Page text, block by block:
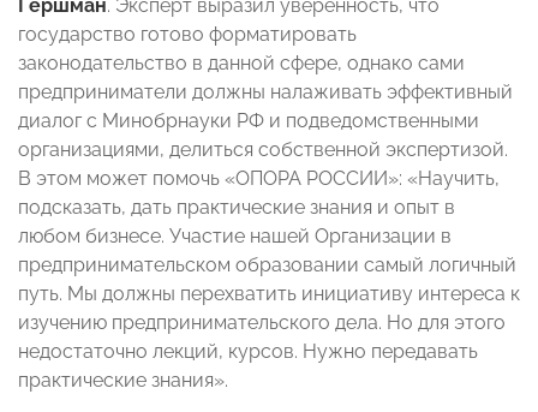
Гершман. Эксперт выразил уверенность, что
государство готово форматировать
законодательство в данной сфере, однако сами
предприниматели должны налаживать эффективный
диалог с Минобрнауки РФ и подведомственными
организациями, делиться собственной экспертизой.
В этом может помочь «ОПОРА РОССИИ»: «Научить,
подсказать, дать практические знания и опыт в
любом бизнесе. Участие нашей Организации в
предпринимательском образовании самый логичный
путь. Мы должны перехватить инициативу интереса к
изучению предпринимательского дела. Но для этого
недостаточно лекций, курсов. Нужно передавать
практические знания».